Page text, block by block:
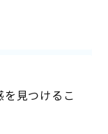
見つけるこ